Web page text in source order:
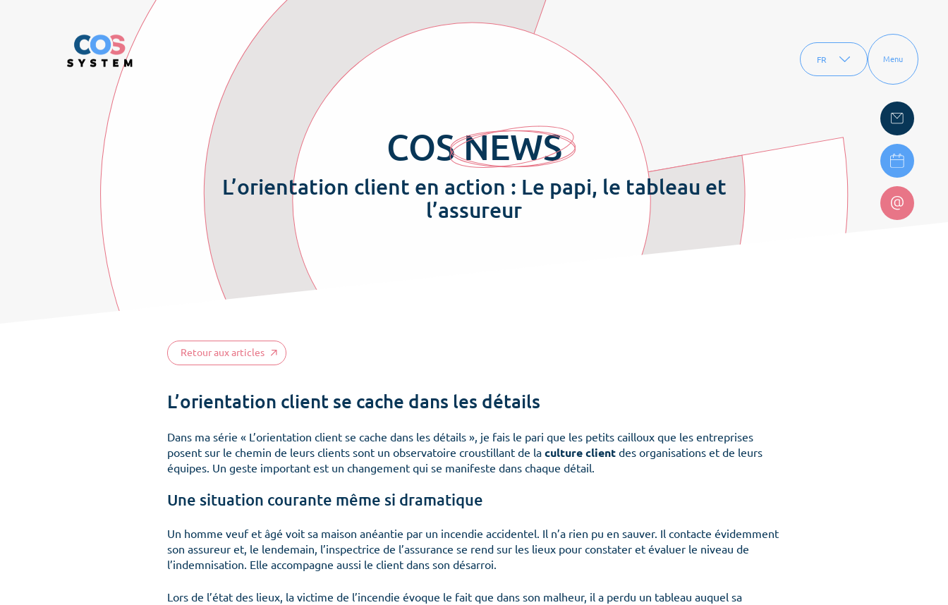
FR Menu
COSNEWS
L’orientation client en action : Le papi, le tableau et
l’assureur
Retour aux articles
L’orientation client se cache dans les détails
Dans ma série « L’orientation client se cache dans les détails », je fais le pari que les petits cailloux que les entreprises
posent sur le chemin de leurs clients sont un observatoire croustillant de la culture client des organisations et de leurs
équipes. Un geste important est un changement qui se manifeste dans chaque détail.
Une situation courante même si dramatique
Un homme veuf et âgé voit sa maison anéantie par un incendie accidentel. Il n’a rien pu en sauver. Il contacte évidemment
son assureur et, le lendemain, l’inspectrice de l’assurance se rend sur les lieux pour constater et évaluer le niveau de
l’indemnisation. Elle accompagne aussi le client dans son désarroi.
Lors de l’état des lieux, la victime de l’incendie évoque le fait que dans son malheur, il a perdu un tableau auquel sa